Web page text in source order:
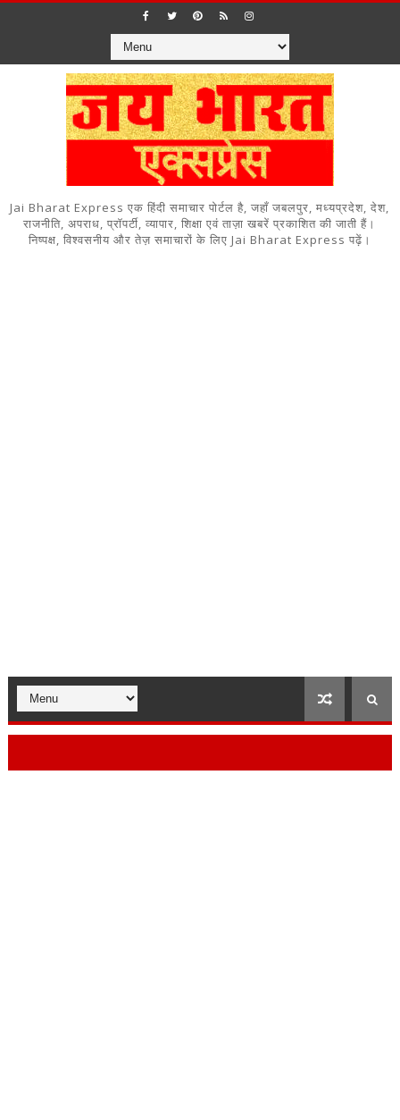
Jai Bharat Express एक हिंदी समाचार पोर्टल है, जहाँ जबलपुर, मध्यप्रदेश, देश,
राजनीति, अपराध, प्रॉपर्टी, व्यापार, शिक्षा एवं ताज़ा खबरें प्रकाशित की जाती हैं।
निष्पक्ष, विश्वसनीय और तेज़ समाचारों के लिए Jai Bharat Express पढ़ें।